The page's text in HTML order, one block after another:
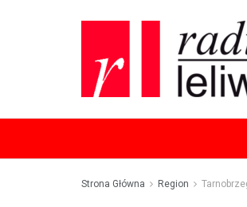
Strona Główna Region